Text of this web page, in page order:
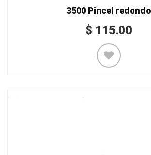
3500 Pincel redondo
$ 115.00